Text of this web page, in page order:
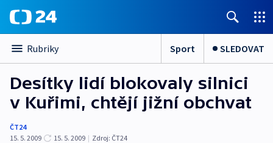
Rubriky Sport SLEDOVAT
Desítky lidí blokovaly silnici
v Kuřimi, chtějí jižní obchvat
ČT24
15. 5. 2009
15. 5. 2009 | Zdroj: ČT24